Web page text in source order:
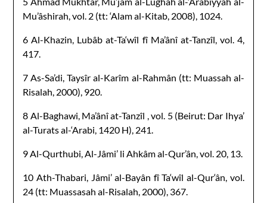
Mu’âshirah, vol. 2 (tt: ‘Alam al-Kitab, 2008), 1024.
6 Al-Khazin, Lubâb at-Ta‘wîl fî Ma’ânî at-Tanzîl, vol. 4,
417.
7 As-Sa’di, Taysîr al-Karîm al-Rahmân (tt: Muassah al-
Risalah, 2000), 920.
8 Al-Baghawi, Ma’ânî at-Tanzîl , vol. 5 (Beirut: Dar Ihya’
al-Turats al-‘Arabi, 1420 H), 241.
9 Al-Qurthubi, Al-Jâmi’ li Ahkâm al-Qur’ân, vol. 20, 13.
10 Ath-Thabari, Jâmi’ al-Bayân fî Ta‘wîl al-Qur‘ân, vol.
24 (tt: Muassasah al-Risalah, 2000), 367.